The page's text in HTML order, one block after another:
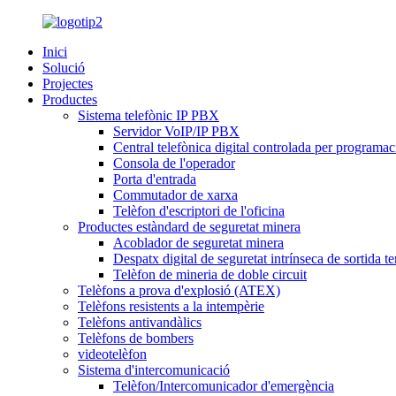
Inici
Solució
Projectes
Productes
Sistema telefònic IP PBX
Servidor VoIP/IP PBX
Central telefònica digital controlada per
Consola de l'operador
Porta d'entrada
Commutador de xarxa
Telèfon d'escriptori de l'oficina
Productes estàndard de seguretat minera
Acoblador de seguretat minera
Despatx digital de seguretat intrínseca de sortida
Telèfon de mineria de doble circuit
Telèfons a prova d'explosió (ATEX)
Telèfons resistents a la intempèrie
Telèfons antivandàlics
Telèfons de bombers
videotelèfon
Sistema d'intercomunicació
Telèfon/Intercomunicador d'emergència